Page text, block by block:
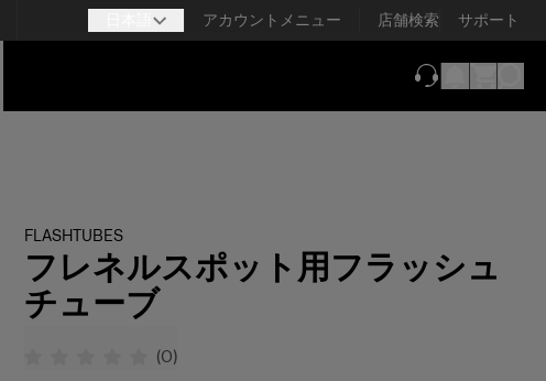
アカウントメニュー 店舗検索 サポート
FLASHTUBES
フレネルスポット用フラッシュ
チューブ
(0)